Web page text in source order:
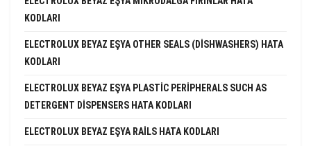
KODLARI
ELECTROLUX BEYAZ EŞYA OTHER SEALS (DISHWASHERS) HATA
KODLARI
ELECTROLUX BEYAZ EŞYA PLASTIC PERIPHERALS SUCH AS
DETERGENT DISPENSERS HATA KODLARI
ELECTROLUX BEYAZ EŞYA RAILS HATA KODLARI